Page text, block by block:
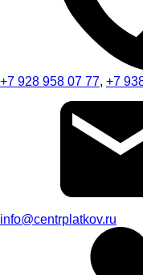
+7 928 958 07 77, +7
info@centrplatkov.ru